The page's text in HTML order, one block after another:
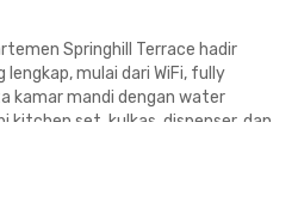
Springhill Terrace hadir
mulai dari WiFi, fully
kamar mandi dengan water
kitchen set, kulkas, dispenser, dan
kenyamanan sehari-hari.